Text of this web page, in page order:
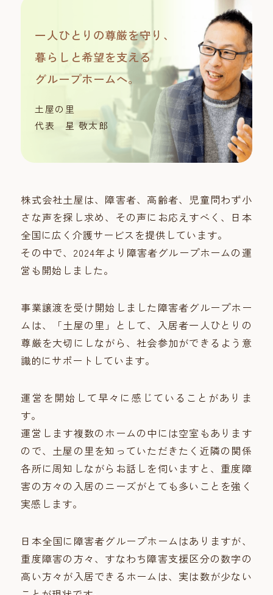
一人ひとりの尊厳を守り、
暮らしと希望を支える
グループホームへ。
土屋の里
代表 星 敬太郎
株式会社土屋は、障害者、高齢者、児童問わず小
さな声を探し求め、その声にお応えすべく、日本
全国に広く介護サービスを提供しています。
その中で、2024年より障害者グループホームの運
営も開始しました。
事業譲渡を受け開始しました障害者グループホー
ムは、「土屋の里」として、入居者一人ひとりの
尊厳を大切にしながら、社会参加ができるよう意
識的にサポートしています。
運営を開始して早々に感じていることがありま
す。
運営します複数のホームの中には空室もあります
ので、土屋の里を知っていただきたく近隣の関係
各所に周知しながらお話しを伺いますと、重度障
害の方々の入居のニーズがとても多いことを強く
実感します。
日本全国に障害者グループホームはありますが、
重度障害の方々、すなわち障害支援区分の数字の
高い方々が入居できるホームは、実は数が少ない